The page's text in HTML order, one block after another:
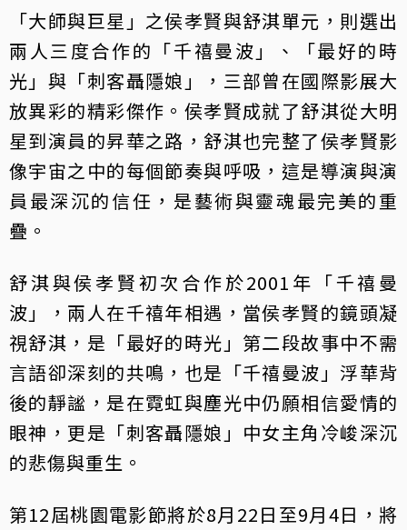
「大師與巨星」之侯孝賢與舒淇單元，則選出
兩人三度合作的「千禧曼波」、「最好的時
光」與「刺客聶隱娘」，三部曾在國際影展大
放異彩的精彩傑作。侯孝賢成就了舒淇從大明
星到演員的昇華之路，舒淇也完整了侯孝賢影
像宇宙之中的每個節奏與呼吸，這是導演與演
員最深沉的信任，是藝術與靈魂最完美的重
疊。
舒淇與侯孝賢初次合作於2001年「千禧曼
波」，兩人在千禧年相遇，當侯孝賢的鏡頭凝
視舒淇，是「最好的時光」第二段故事中不需
言語卻深刻的共鳴，也是「千禧曼波」浮華背
後的靜謐，是在霓虹與塵光中仍願相信愛情的
眼神，更是「刺客聶隱娘」中女主角冷峻深沉
的悲傷與重生。
第12屆桃園電影節將於8月22日至9月4日，將